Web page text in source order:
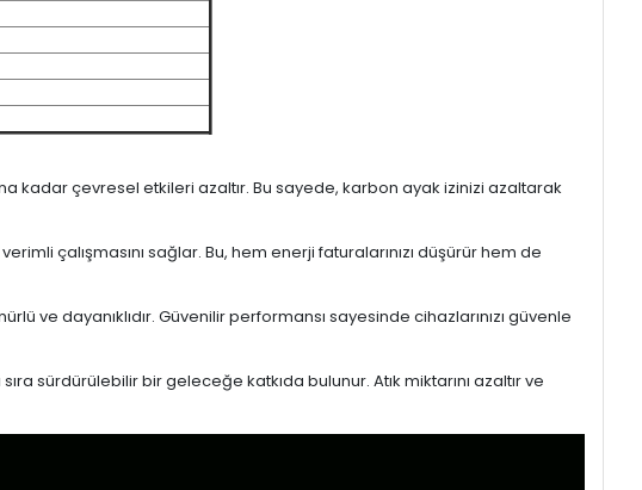
kadar çevresel etkileri azaltır. Bu sayede, karbon ayak izinizi azaltarak
çalışmasını sağlar. Bu, hem enerji faturalarınızı düşürür hem de
ve dayanıklıdır. Güvenilir performansı sayesinde cihazlarınızı güvenle
sürdürülebilir bir geleceğe katkıda bulunur. Atık miktarını azaltır ve